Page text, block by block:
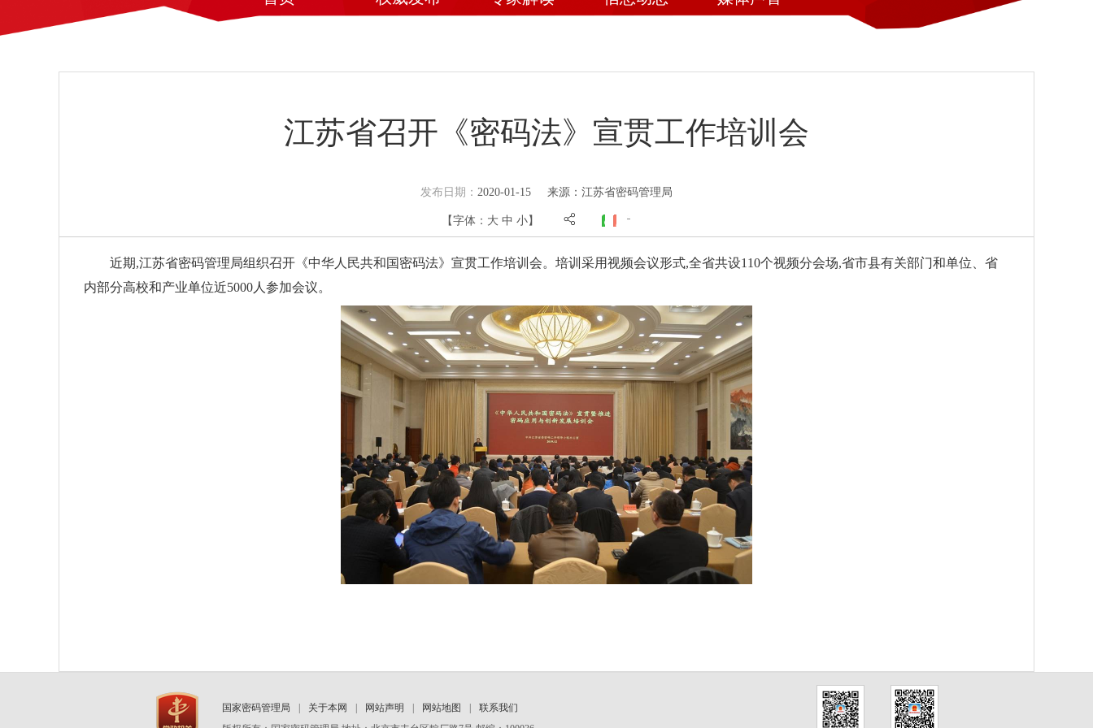
江苏省召开《密码法》宣贯工作培训会
发布日期： 2020-01-15 来源：江苏省密码管理局
【字体： 大 中 小】
近期,江苏省密码管理局组织召开《中华人民共和国密码法》宣贯工作培训会。培训采用视频会议形式,全省共设110个视频分会场,省市县有关部门和单位、省
内部分高校和产业单位近5000 人参加会议。
国家密码管理局 关于本网 网站声明 网站地图
联系我们